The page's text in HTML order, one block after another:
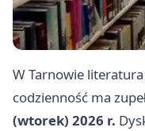
W Tarnowie
codzienność ma
(wtorek) 2026 r.